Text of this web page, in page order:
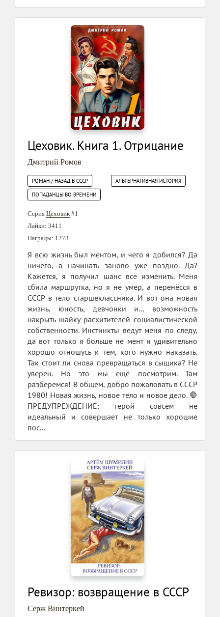
Цеховик. Книга 1. Отрицание
Дмитрий Ромов
РОМАН / НАЗАД В СССР
АЛЬТЕРНАТИВНАЯ ИСТОРИЯ
ПОПАДАНЦЫ ВО ВРЕМЕНИ
Серия Цеховик#1
Лайки: 3411
Награды: 1273
Я всю жизнь был ментом, и чего я добился? Да
ничего, а начинать заново уже поздно. Да?
Кажется, я получил шанс всё изменить. Меня
сбила маршрутка, но я не умер, а перенёсся в
СССР в тело старшеклассника. И вот она новая
жизнь, юность, девчонки и… возможность
накрыть шайку расхитителей социалистической
собственности. Инстинкты ведут меня по следу,
да вот только я больше не мент и удивительно
хорошо отношусь к тем, кого нужно наказать.
Так стоит ли снова превращаться в сыщика? Не
уверен. Но это мы ещё посмотрим. Там
разберёмся! В общем, добро пожаловать в СССР
1980! Новая жизнь, новое тело и новое дело. 🛑
ПРЕДУПРЕЖДЕНИЕ: герой совсем не
идеальный и совершает не только хорошие
пос...
Ревизор: возвращение в СССР
Серж Винтеркей